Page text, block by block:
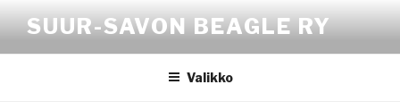
sisältöönSUUR-SAVON BEAGLE RY
Valikko